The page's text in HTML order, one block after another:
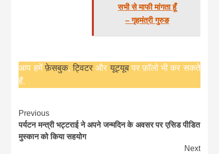
सभी से माफी मांगता हूँ
– गृहमंत्री गुरुङ
आप हमेंफ़ेसबुक,ट्विटरऔरयूट्यूबपर फ़ॉलो भी कर सकते
हैं.
Continue
Reading
Previous
पर्यटन मन्त्री भट्टराई ने अपने जन्मदिन के अवसर पर एसिड पीडित
मुस्कान को किया सहयोग
Next